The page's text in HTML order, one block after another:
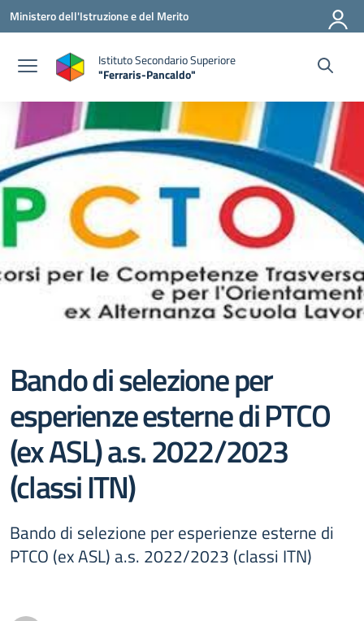
Vai ai contenuti
Vai al menu di navigazione
Vai al footer
Ministero dell'Istruzione e del Merito
Istituto Secondario Superiore
"Ferraris-Pancaldo"
Bando di selezione per
esperienze esterne di PTCO
(ex ASL) a.s. 2022/2023
(classi ITN)
Bando di selezione per esperienze esterne di
PTCO (ex ASL) a.s. 2022/2023 (classi ITN)